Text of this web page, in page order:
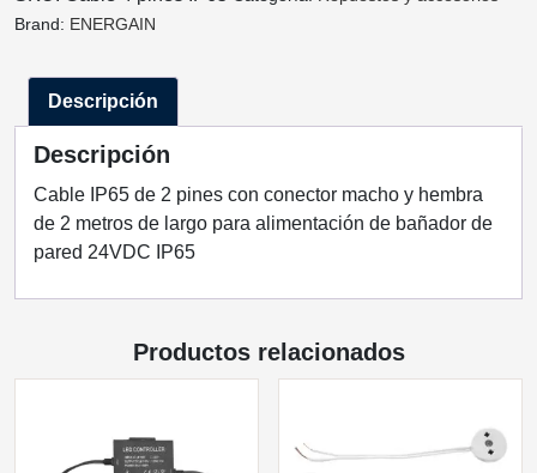
MACHO
HEMBRA
IP65
PARA
BAÑADOR
DE
PARED
ENERGAIN
Brand: ENERGAIN
Descripción
Descripción
Cable IP65 de 2 pines con conector macho y hembra
de 2 metros de largo para alimentación de bañador de
pared 24VDC IP65
Productos relacionados